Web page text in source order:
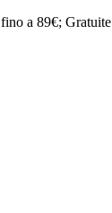
fino a 89€; Gratuite